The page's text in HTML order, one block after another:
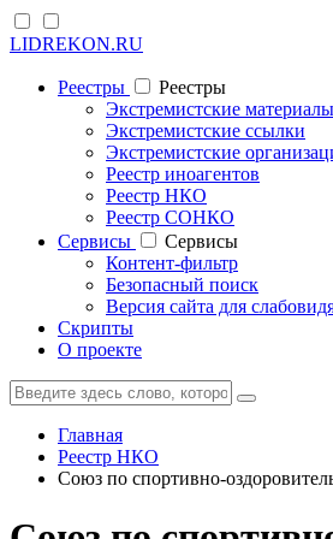
LIDREKON.RU
Реестры
Реестры
Экстремистские материалы
Экстремистские ссылки
Экстремистские
Реестр иноагентов
Реестр НКО
Реестр СОНКО
Cервисы
Cервисы
Контент-фильтр
Безопасный поиск
Версия сайта для
Скрипты
О проекте
Главная
Реестр НКО
Союз по спортивно-